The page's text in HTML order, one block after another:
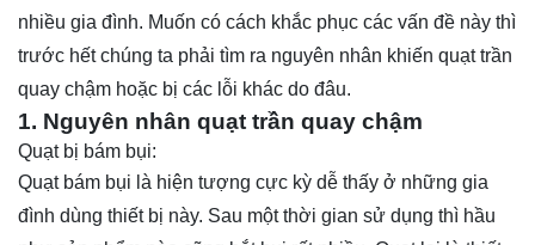
nhiều gia đình. Muốn có cách khắc phục các vấn đề này thì
trước hết chúng ta phải tìm ra nguyên nhân khiến quạt trần
quay chậm hoặc bị các lỗi khác do đâu.
1. Nguyên nhân quạt trần quay chậm
Quạt bị bám bụi:
Quạt bám bụi là hiện tượng cực kỳ dễ thấy ở những gia
đình dùng thiết bị này. Sau một thời gian sử dụng thì hầu